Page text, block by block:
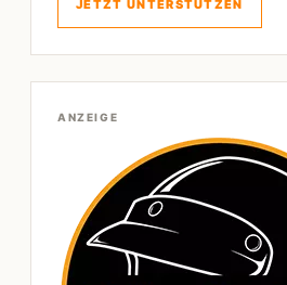
JETZT UNTERSTÜTZEN
ANZEIGE